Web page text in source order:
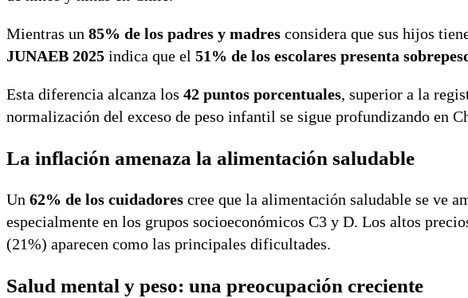
Mientras un 85% de los padres y madres considera que sus hijos
JUNAEB 2025 indica que el 51% de los escolares presenta
Esta diferencia alcanza los 42 puntos porcentuales, superior a la
normalización del exceso de peso infantil se sigue profundizando en
La inflación amenaza la alimentación saludable
Un 62% de los cuidadores cree que la alimentación saludable se ve
especialmente en los grupos socioeconómicos C3 y D. Los altos
(21%) aparecen como las principales dificultades.
Salud mental y peso: una preocupación creciente